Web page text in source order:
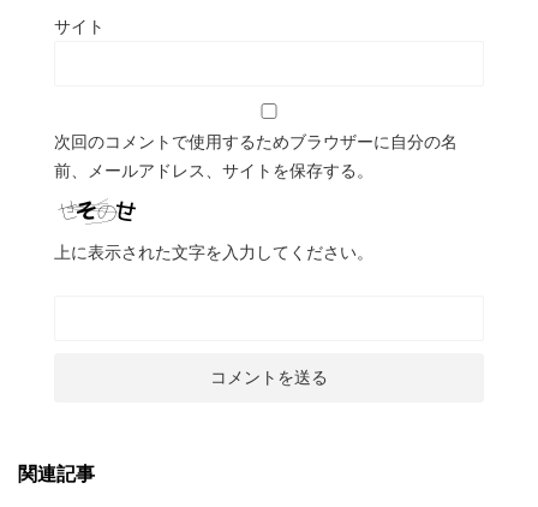
サイト
次回のコメントで使用するためブラウザーに自分の名
前、メールアドレス、サイトを保存する。
上に表示された文字を入力してください。
関連記事